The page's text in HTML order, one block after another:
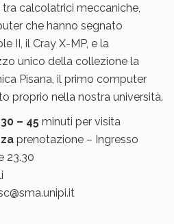
calcolatrici meccaniche,
che hanno segnato
II, il Cray X-MP, e la
unico della collezione la
Pisana, il primo computer
proprio nella nostra università.
30 – 45 minuti per visita
prenotazione – Ingresso
23.30